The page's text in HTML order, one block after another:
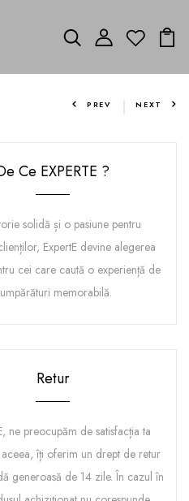
PREV NEXT
Ce EXPERTE ?
solidă și o pasiune pentru
ExpertE devine alegerea
cei care caută o experiență de
memorabilă.
Retur
ne preocupăm de satisfacția ta
îți oferim un drept de retur
generoasă de 14 zile. În cazul în